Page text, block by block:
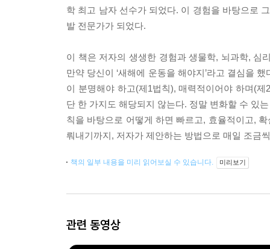
학 최고 남자 선수가 되었다. 이 경험을 바탕으로
발 전문가가 되었다.
이 책은 저자의 생생한 경험과 생물학, 뇌과학, 심
만약 당신이 ‘새해에 운동을 해야지’라고 결심을
이 분명해야 하고(제1법칙), 매력적이어야 하며(
단 한 가지도 해당되지 않는다. 정말 변화할 수 있
칙을 바탕으로 어떻게 하면 빠르고, 효율적이고,
뤄내기까지, 저자가 제안하는 방법으로 매일 조금
책의 일부 내용을 미리 읽어보실 수 있습니다. 미리보기
관련 동영상